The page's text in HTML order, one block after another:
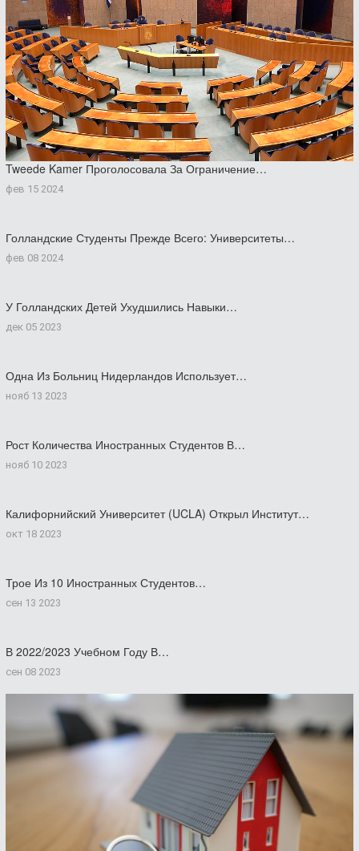
Tweede Kamer Проголосовала За Ограничение…
фев 15 2024
Голландские Студенты Прежде Всего: Университеты…
фев 08 2024
У Голландских Детей Ухудшились Навыки…
дек 05 2023
Одна Из Больниц Нидерландов Использует…
нояб 13 2023
Рост Количества Иностранных Студентов В…
нояб 10 2023
Калифорнийский Университет (UCLA) Открыл Институт…
окт 18 2023
Трое Из 10 Иностранных Студентов…
сен 13 2023
В 2022/2023 Учебном Году В…
сен 08 2023